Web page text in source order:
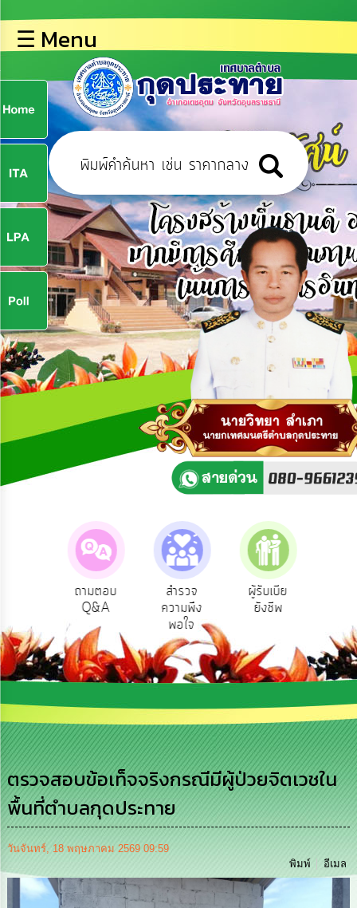
หลัก
ข้อมูล
พื้น
ฐาน
บุคลากร
ข่าว
ประชาสัมพันธ์
การ
ปฏิสัมพันธ์
ข้อมูล
รับ
ฟัง
ความ
คิด
เห็น
แผน
แผน
พัฒนา
ทรัพยากร
การ
บริหาร
งาน
ส่ง
เสริม
ความ
โปร่งใส
การ
จัด
ซื้อ
จัด
จ้าง
การ
☰ Menu
น์
ถามตอบ
Q&A
สำรวจ
ความพึง
พอใจ
ผู้รับเบีย
ยังชีพ
ตรวจสอบข้อเท็จจริงกรณีมีผู้ป่วยจิตเวชใน
พื้นที่ตำบลกุดประทาย
วันจันทร์, 18 พฤษภาคม 2569 09:59
พิมพ์
อีเมล